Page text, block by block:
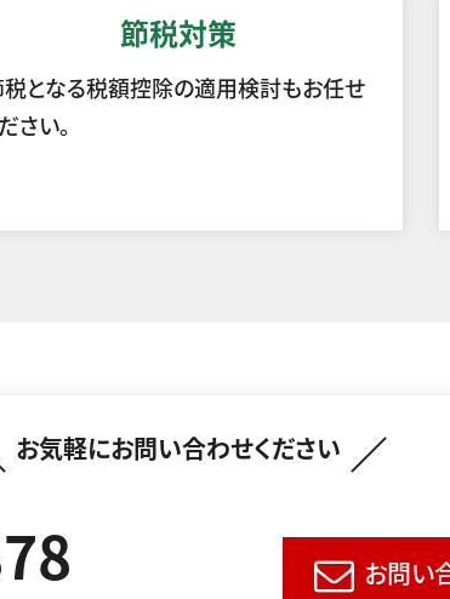
節税対策
となる税額控除の適用検討もお任せ
さい。
お気軽にお問い合わせください
お問い